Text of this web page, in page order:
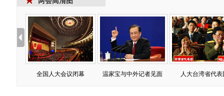
全国人大会议闭幕 温家宝与中外记者见面 人大台湾省代表